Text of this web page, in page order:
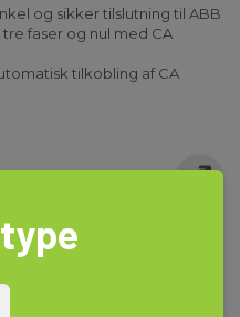
og sikker tilslutning til ABB
tre faser og nul med CA
tilkobling af CA